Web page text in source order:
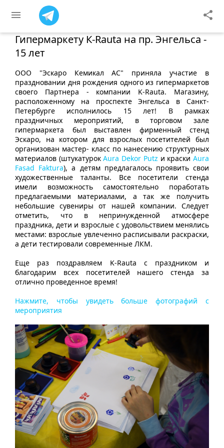
Гипермаркету К-Rauta на пр. Энгельса -
15 лет
ООО "Эскаро Кемикал АС" приняла участие в
праздновании дня рождения одного из гипермаркетов
своего Партнера - компании K-Rauta. Магазину,
расположенному на проспекте Энгельса в Санкт-
Петербурге исполнилось 15 лет! В рамках
праздничных мероприятий, в торговом зале
гипермаркета был выставлен фирменный стенд
Эскаро, на котором для взрослых посетителей был
организован мастер- класс по нанесению структурных
материалов (штукатурокAura Dekor Putz и краскиAura
Fasad Faktura), а детям предлагалось проявить свои
художественные таланты. Все посетители стенда
имели возможность самостоятельно поработать
предлагаемыми материалами, а так же получить
небольшие сувениры от нашей компании. Следует
отметить, что в непринужденной атмосфере
праздника, дети и взрослые с удовольствием менялись
местами: взрослые увлеченно расписывали раскраски,
а дети тестировали современные ЛКМ.
Еще раз поздравляем K-Rauta c праздником и
благодарим всех посетителей нашего стенда за
отлично проведенное время!
Нажмите, чтобы увидеть больше фотографий с
мероприятия
menu share